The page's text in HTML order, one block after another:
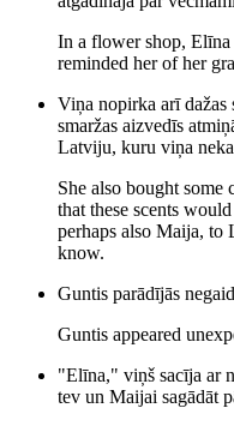
In a flower shop,
reminded her of her
Viņa nopirka arī dažas
smaržas aizvedīs
Latviju, kuru viņa
She also bought some
that these scents
perhaps also Maija, to
know.
Guntis parādījās
Guntis appeared
"Elīna," viņš sacīja ar
tev un Maijai sagādāt